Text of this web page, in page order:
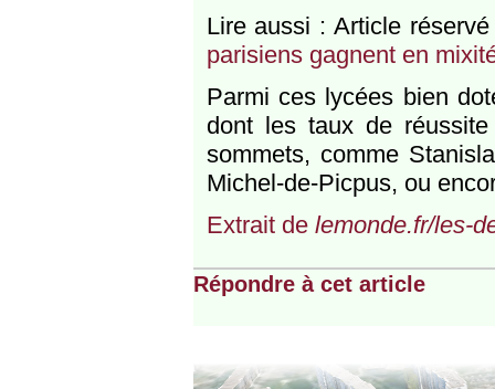
Lire aussi : Article
parisiens gagnent en
Parmi ces lycées bien
dont les taux de
sommets, comme
Michel-de-Picpus, ou
Extrait de lemonde.fr/les-
Répondre à cet article